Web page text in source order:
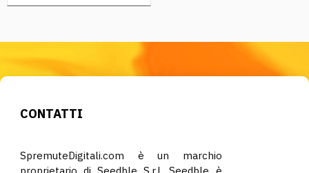
CONTATTI
SpremuteDigitali.com è un marchio